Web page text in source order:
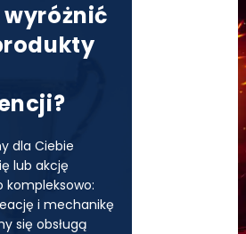
wyróżnić
dla Ciebie
lub akcję
kompleksowo:
i mechanikę
się obsługą